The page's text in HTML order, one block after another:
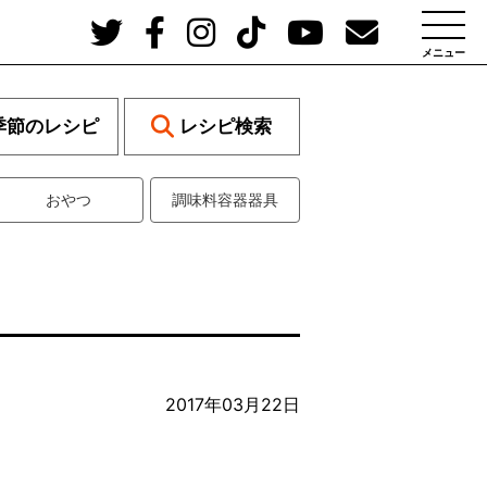
メニュー
節のレシピ レシピ検索
おやつ 調味料容器器具
2017年03月22日